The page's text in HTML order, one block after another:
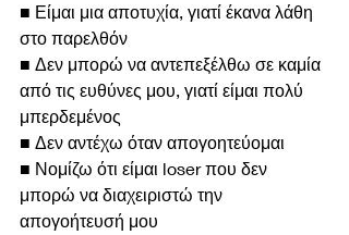
■ Είμαι μια αποτυχία, γιατί έκανα λάθη
στο παρελθόν
■ Δεν μπορώ να αντεπεξέλθω σε καμία
από τις ευθύνες μου, γιατί είμαι πολύ
μπερδεμένος
■ Δεν αντέχω όταν απογοητεύομαι
■ Νομίζω ότι είμαι loser που δεν
μπορώ να διαχειριστώ την
απογοήτευσή μου